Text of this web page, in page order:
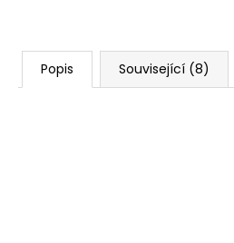
Popis Související (8)